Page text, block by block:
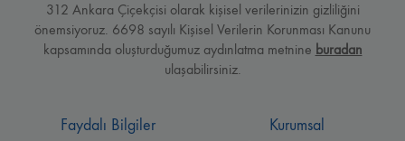
312 Ankara Çiçekçisi olarak kişisel verilerinizin gizliliğini
önemsiyoruz. 6698 sayılı Kişisel Verilerin Korunması Kanunu
kapsamında oluşturduğumuz aydınlatma metnine buradan
ulaşabilirsiniz.
Faydalı Bilgiler Kurumsal